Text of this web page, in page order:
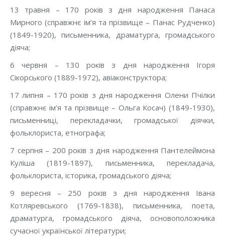
13 травня – 170 років з дня народження Панаса
Мирного (справжнє ім’я та прізвище – Панас Рудченко)
(1849-1920), письменника, драматурга, громадського
діяча;
6 червня – 130 років з дня народження Ігоря
Сікорського (1889-1972), авіаконструктора;
17 липня – 170 років з дня народження Олени Пчілки
(справжнє ім’я та прізвище – Ольга Косач) (1849-1930),
письменниці, перекладачки, громадської діячки,
фольклориста, етнографа;
7 серпня – 200 років з дня народження Пантелеймона
Куліша (1819-1897), письменника, перекладача,
фольклориста, історика, громадського діяча;
9 вересня – 250 років з дня народження Івана
Котляревського (1769-1838), письменника, поета,
драматурга, громадського діяча, основоположника
сучасної української літератури;